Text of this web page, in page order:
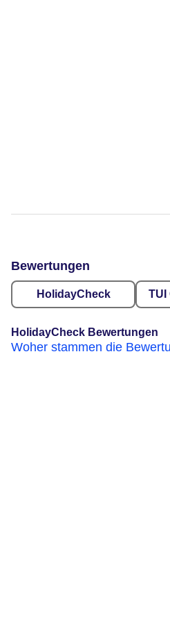
Bewertungen
HolidayCheck TUI
HolidayCheck Bewertungen
Woher stammen die